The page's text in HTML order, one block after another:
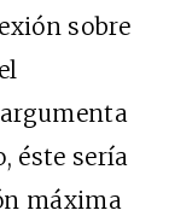
sobre
éste sería
máxima